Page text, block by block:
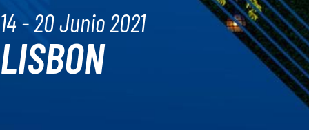
14 - 20 Junio 2021
LISBON